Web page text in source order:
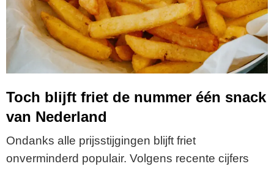
Toch blijft friet de nummer één snack
van Nederland
Ondanks alle prijsstijgingen blijft friet
onverminderd populair. Volgens recente cijfers